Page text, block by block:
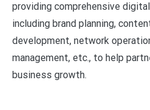
providing comprehensive
including brand planning,
development, network
management, etc., to help
business growth.